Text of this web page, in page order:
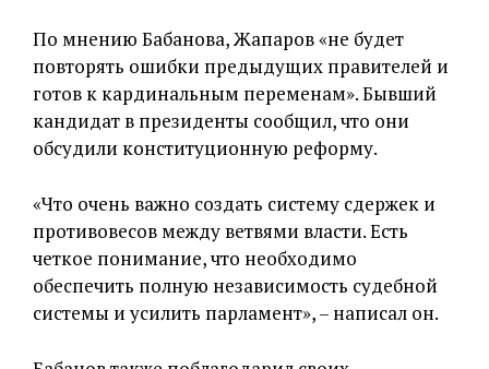
По мнению Бабанова, Жапаров «не будет
повторять ошибки предыдущих правителей и
готов к кардинальным переменам». Бывший
кандидат в президенты сообщил, что они
обсудили конституционную реформу.
«Что очень важно создать систему сдержек и
противовесов между ветвями власти. Есть
четкое понимание, что необходимо
обеспечить полную независимость судебной
системы и усилить парламент», – написал он.